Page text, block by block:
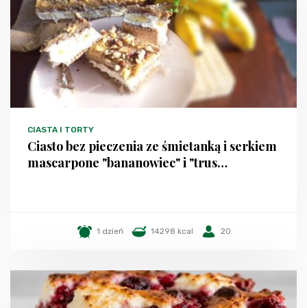
CIASTA I TORTY
Ciasto bez pieczenia ze śmietanką i serkiem
mascarpone "bananowiec" i "trus…
1 dzień 14298 kcal 20